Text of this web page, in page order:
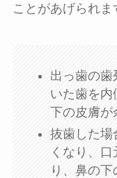
ことがあげられま
出っ歯の歯
いた歯を内
下の皮膚が
抜歯した場
くなり、
り、鼻の